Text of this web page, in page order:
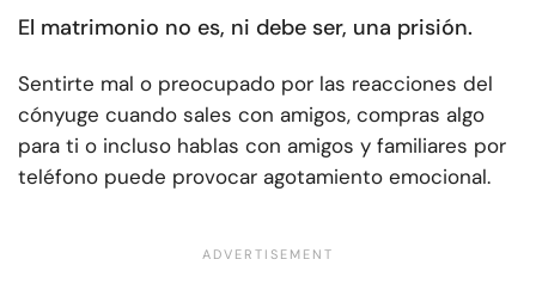
El matrimonio no es, ni debe ser, una prisión.
Sentirte mal o preocupado por las reacciones del
cónyuge cuando sales con amigos, compras algo
para ti o incluso hablas con amigos y familiares por
teléfono puede provocar agotamiento emocional.